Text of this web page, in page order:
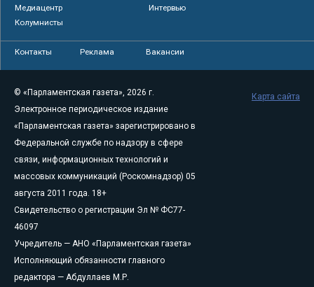
Медиацентр
Интервью
Колумнисты
Контакты Реклама Вакансии
© «Парламентская газета», 2026 г.
Электронное периодическое издание
«Парламентская газета» зарегистрировано в
Федеральной службе по надзору в сфере
связи, информационных технологий и
массовых коммуникаций (Роскомнадзор) 05
августа 2011 года. 18+
Свидетельство о регистрации Эл № ФС77-
46097
Учредитель — АНО «Парламентская газета»
Исполняющий обязанности главного
редактора — Абдуллаев М.Р.
Карта сайта